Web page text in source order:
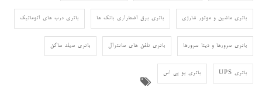
باتری ماشین و موتور شارژی باتری برق اضطراری بانک ها باتری درب های اتوماتیک
باتری سرورها و دیتا سرورها باتری تلفن های سانترال باتری سیلد ساکن
باتری UPS باتری یو پی اس